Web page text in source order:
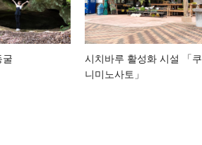
굴
시치바루 활성화 시설 「쿠
니미노사토」